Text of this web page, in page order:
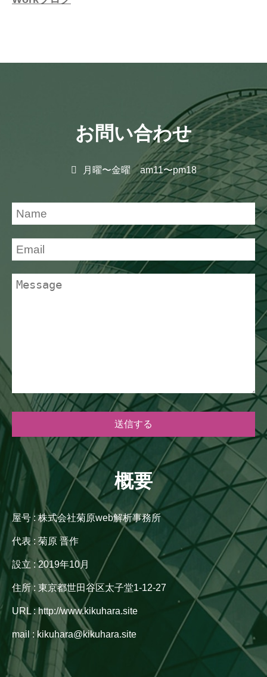
概要
屋号 : 株式会社菊原web解析事務所
代表 : 菊原 晋作
設立 : 2019年10月
住所 : 東京都世田谷区太子堂1-12-27
URL : http://www.kikuhara.site
mail : kikuhara@kikuhara.site
お問い合わせ
月曜〜金曜 am11〜pm18